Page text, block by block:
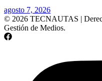
agosto 7, 2026
© 2026 TECNAUTAS |
Gestión de Medios.